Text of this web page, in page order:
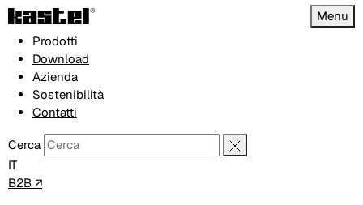
Menu
Prodotti
Download
Azienda
Sostenibilità
Contatti
Cerca
IT
B2B ↗